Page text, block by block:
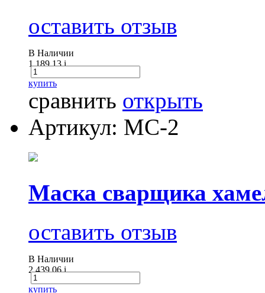
оставить отзыв
В Наличии
1 189.13i
купить
сравнить открыть
Артикул: МС-2
Маска сварщика
оставить отзыв
В Наличии
2 439.06i
купить